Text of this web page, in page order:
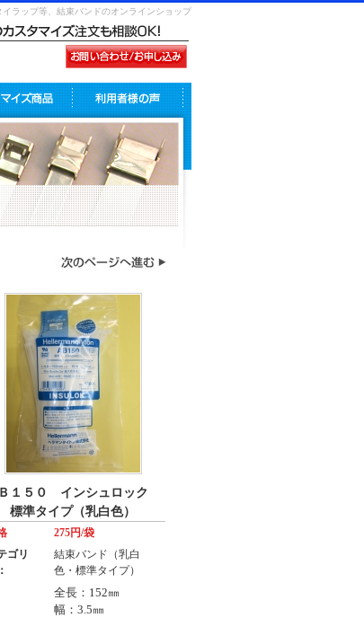
ラップ等、結束バンドのオンラインショップ
１５０ インシュロック
標準タイプ（乳白色）
275円/袋
ゴリ
結束バンド（乳白
色・標準タイプ）
全長：152㎜
幅：3.5㎜